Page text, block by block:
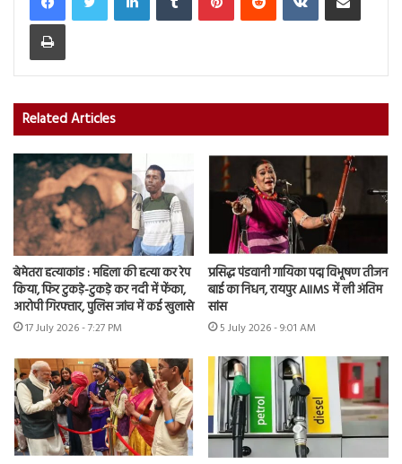
Print
Related Articles
बेमेतरा हत्याकांड : महिला की हत्या कर रेप
किया, फिर टुकड़े-टुकड़े कर नदी में फेंका,
आरोपी गिरफ्तार, पुलिस जांच में कई खुलासे
17 July 2026 - 7:27 PM
प्रसिद्ध पंडवानी गायिका पद्म विभूषण तीजन
बाई का निधन, रायपुर AIIMS में ली अंतिम
सांस
5 July 2026 - 9:01 AM